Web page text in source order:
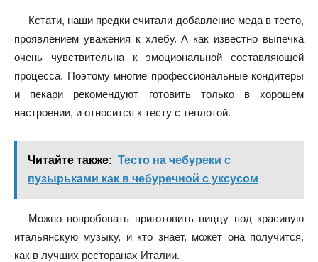
Кстати, наши предки считали добавление меда в тесто,
проявлением уважения к хлебу. А как известно выпечка
очень чувствительна к эмоциональной составляющей
процесса. Поэтому многие профессиональные кондитеры
и пекари рекомендуют готовить только в хорошем
настроении, и относится к тесту с теплотой.
Читайте также: Тесто на чебуреки с
пузырьками как в чебуречной с уксусом
Можно попробовать приготовить пиццу под красивую
итальянскую музыку, и кто знает, может она получится,
как в лучших ресторанах Италии.